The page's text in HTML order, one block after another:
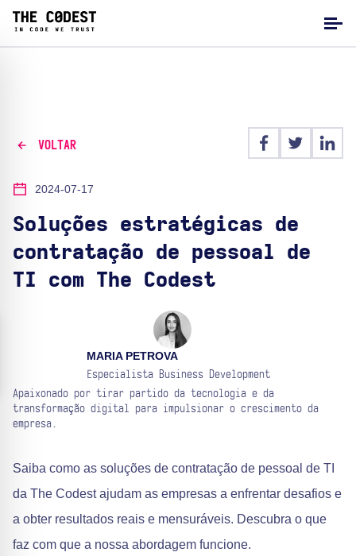
VOLTAR
2024-07-17
Soluções estratégicas de
contratação de pessoal de
TI com The Codest
MARIA PETROVA
Especialista Business Development
Apaixonado por tirar partido da tecnologia e da
transformação digital para impulsionar o crescimento da
empresa.
Saiba como as soluções de contratação de pessoal de TI
da The Codest ajudam as empresas a enfrentar desafios e
a obter resultados reais e mensuráveis. Descubra o que
faz com que a nossa abordagem funcione.